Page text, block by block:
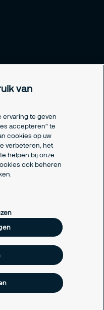
van
ervaring te geven
accepteren" te
cookies op uw
verbeteren, het
helpen bij onze
ook beheren